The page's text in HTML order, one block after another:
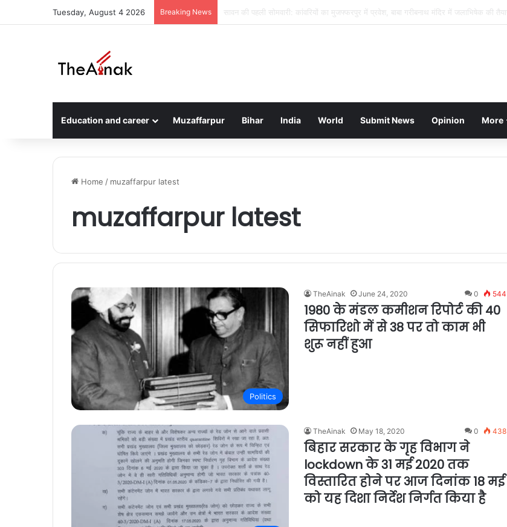
Tuesday, August 4 2026 Breaking News मुजफ्फरपुर में साइबर ठगी का जाल: वकील से 22.79 लाख की धोखाधड़ी, कई अन्य भी शिकार
Education and career Muzaffarpur Bihar India World Submit News Opinion More
Home / muzaffarpur latest
muzaffarpur latest
Politics
TheAinak June 24, 2020 0 544
1980 के मंडल कमीशन रिपोर्ट की 40
सिफारिशो में से 38 पर तो काम भी
शुरू नहीं हुआ
TheAinak May 18, 2020 0 438
बिहार सरकार के गृह विभाग ने
lockdown के 31 मई 2020 तक
विस्तारित होने पर आज दिनांक 18 मई
को यह दिशा निर्देश निर्गत किया है